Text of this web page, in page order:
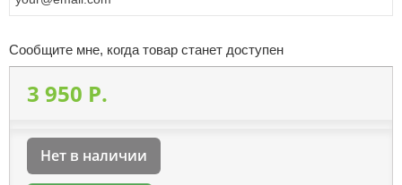
Сообщите мне, когда товар станет доступен
3 950 P.
Нет в наличии